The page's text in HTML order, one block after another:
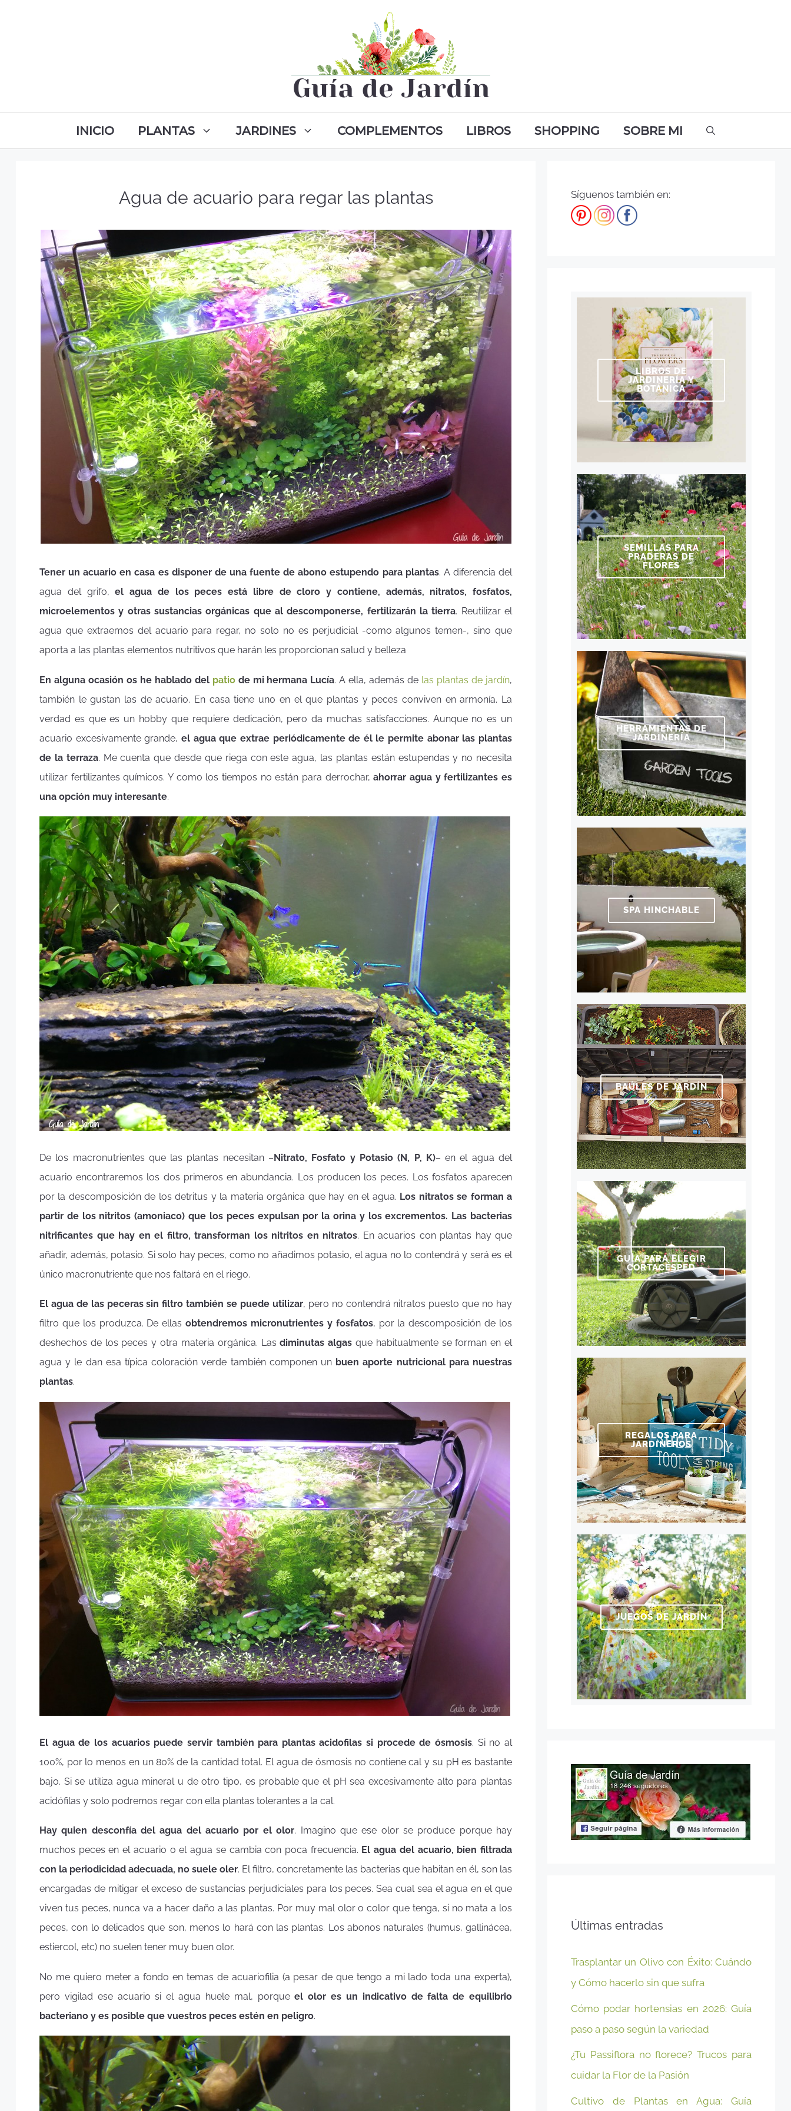
INICIO PLANTAS JARDINES COMPLEMENTOS LIBROS SHOPPING SOBRE MI
Agua de acuario para regar las plantas
Tener un acuario en casa es disponer de una fuente de abono estupendo para plantas. A diferencia del
agua del grifo,el agua de los peces está libre de cloro y contiene, además, nitratos, fosfatos,
microelementos y otras sustancias orgánicas que al descomponerse, fertilizarán la tierra. Reutilizar el
agua que extraemos del acuario para regar, no solo no es perjudicial -como algunos temen-, sino que
aporta a las plantas elementos nutritivos que harán les proporcionan salud y belleza
En alguna ocasión os he hablado del patiode mi hermana Lucía. A ella, además de las plantas de jardín,
también le gustan las de acuario. En casa tiene uno en el que plantas y peces conviven en armonía. La
verdad es que es un hobby que requiere dedicación, pero da muchas satisfacciones. Aunque no es un
acuario excesivamente grande, el agua que extrae periódicamente de él le permite abonar las plantas
de la terraza. Me cuenta que desde que riega con este agua, las plantas están estupendas y no necesita
utilizar fertilizantes químicos. Y como los tiempos no están para derrochar,ahorrar agua y fertilizantes es
una opción muy interesante.
De los macronutrientes que las plantas necesitan –Nitrato, Fosfato y Potasio (N, P, K)– en el agua del
acuario encontraremos los dos primeros en abundancia. Los producen los peces. Los fosfatos aparecen
por la descomposición de los detritus y la materia orgánica que hay en el agua. Los nitratos se forman a
partir de los nitritos (amoniaco) que los peces expulsan por la orina y los excrementos. Las bacterias
nitrificantes que hay en el filtro, transforman los nitritos en nitratos. En acuarios con plantas hay que
añadir, además, potasio. Si solo hay peces, como no añadimos potasio, el agua no lo contendrá y será es el
único macronutriente que nos faltará en el riego.
El agua de las peceras sin filtro también se puede utilizar, pero no contendrá nitratos puesto que no hay
filtro que los produzca. De ellasobtendremos micronutrientes y fosfatos, por la descomposición de los
deshechos de los peces y otra materia orgánica. Lasdiminutas algas que habitualmente se forman en el
agua y le dan esa típica coloración verde también componen un buen aporte nutricional para nuestras
plantas.
El agua de los acuarios puede servir también para plantas acidofilas si procede de ósmosis. Si no al
100%, por lo menos en un 80% de la cantidad total. El agua de ósmosis no contiene cal y su pH es bastante
bajo. Si se utiliza agua mineral u de otro tipo, es probable que el pH sea excesivamente alto para plantas
acidófilas y solo podremos regar con ella plantas tolerantes a la cal.
Hay quien desconfía del agua del acuario por el olor. Imagino que ese olor se produce porque hay
muchos peces en el acuario o el agua se cambia con poca frecuencia. El agua del acuario, bien filtrada
con la periodicidad adecuada, no suele oler. El filtro, concretamente las bacterias que habitan en él, son las
encargadas de mitigar el exceso de sustancias perjudiciales para los peces. Sea cual sea el agua en el que
viven tus peces, nunca va a hacer daño a las plantas. Por muy mal olor o color que tenga, si no mata a los
peces, con lo delicados que son, menos lo hará con las plantas. Los abonos naturales (humus, gallinácea,
estiercol, etc) no suelen tener muy buen olor.
No me quiero meter a fondo en temas de acuariofilia (a pesar de que tengo a mi lado toda una experta),
pero vigilad ese acuario si el agua huele mal, porqueel olor es un indicativo de falta de equilibrio
bacteriano y es posible que vuestros peces estén en peligro.
Síguenos también en:
LIBROS DE
JARDINERÍA Y
BOTÁNICA
SEMILLAS PARA
PRADERAS DE
FLORES
HERRAMIENTAS DE
JARDINERÍA
SPA HINCHABLE
BAÚLES DE JARDÍN
GUÍA PARA ELEGIR
CORTACÉSPED
REGALOS PARA
JARDINEROS
JUEGOS DE JARDÍN
Últimas entradas
Trasplantar un Olivo con Éxito: Cuándo
y Cómo hacerlo sin que sufra
Cómo podar hortensias en 2026: Guía
paso a paso según la variedad
¿Tu Passiflora no florece? Trucos para
cuidar la Flor de la Pasión
Cultivo de Plantas en Agua: Guía